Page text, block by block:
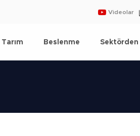
Videolar
Tarım Beslenme Sektörden